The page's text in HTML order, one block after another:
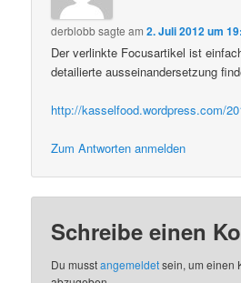
derblobbsagte am2. Juli 2012 um
Der verlinkte Focusartikel ist
detailierte ausseinandersetzung
http://kasselfood.wordpress.com/
Zum Antworten anmelden
Schreibe einen
Du musstangemeldetsein, um einen